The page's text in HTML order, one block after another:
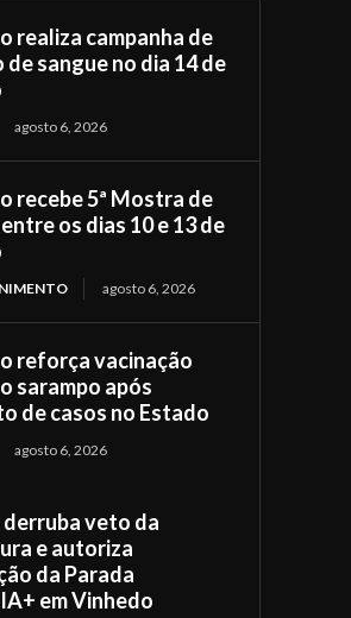
realiza campanha de
de sangue no dia 14 de
agosto 6, 2026
recebe 5ª Mostra de
os dias 10 e 13 de
agosto 6, 2026
reforça vacinação
sarampo após
de casos no Estado
agosto 6, 2026
veto da
e autoriza
da Parada
em Vinhedo